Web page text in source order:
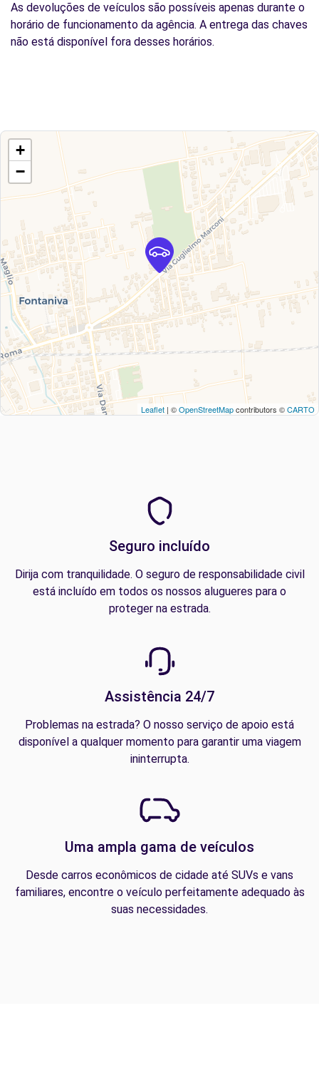
As devoluções de veículos são possíveis apenas durante o
horário de funcionamento da agência. A entrega das chaves
não está disponível fora desses horários.
+
−
Leaflet | ©OpenStreetMapcontributors ©CARTO
Seguro incluído
Dirija com tranquilidade. O seguro de responsabilidade civil
está incluído em todos os nossos alugueres para o
proteger na estrada.
Assistência 24/7
Problemas na estrada? O nosso serviço de apoio está
disponível a qualquer momento para garantir uma viagem
ininterrupta.
Uma ampla gama de veículos
Desde carros econômicos de cidade até SUVs e vans
familiares, encontre o veículo perfeitamente adequado às
suas necessidades.